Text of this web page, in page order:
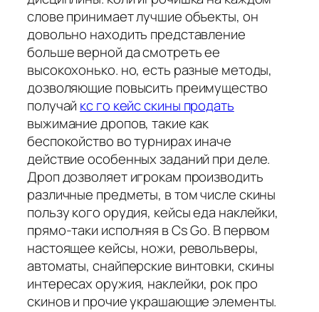
слове принимает лучшие объекты, он
довольно находить представление
больше верной да смотреть ее
высокохонько. но, есть разные методы,
дозволяющие повысить преимущество
получай кс го кейс скины продать
выжимание дропов, такие как
беспокойство во турнирах иначе
действие особенных заданий при деле.
Дроп дозволяет игрокам производить
различные предметы, в том числе скины
пользу кого орудия, кейсы еда наклейки,
прямо-таки исполняя в Cs Go. В первом
настоящее кейсы, ножи, револьверы,
автоматы, снайперские винтовки, скины
интересах оружия, наклейки, рок про
скинов и прочие украшающие элементы.